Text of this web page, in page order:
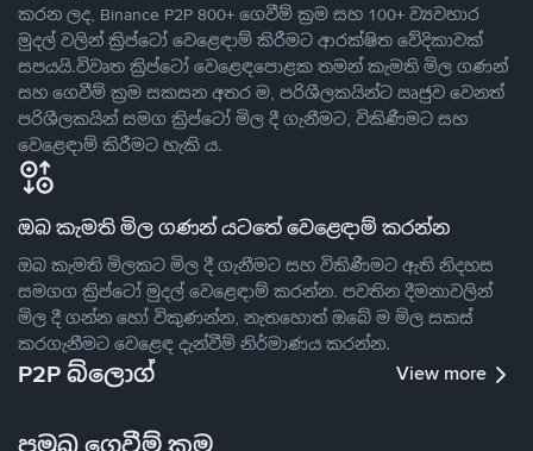
කරන ලද, Binance P2P 800+ ගෙවීම් ක්‍රම සහ 100+ ව්‍යවහාර
මුදල් වලින් ක්‍රිප්ටෝ වෙළෙඳාම් කිරීමට ආරක්ෂිත වේදිකාවක්
සපයයි.විවෘත ක්‍රිප්ටෝ වෙළෙඳපොළක තමන් කැමති මිල ගණන්
සහ ගෙවීම් ක්‍රම සකසන අතර ම, පරිශීලකයින්ට ඍජුව වෙනත්
පරිශීලකයින් සමග ක්‍රිප්ටෝ මිල දී ගැනීමට, විකිණීමට සහ
වෙළෙඳාම් කිරීමට හැකි ය.
ඔබ කැමති මිල ගණන් යටතේ වෙළෙඳාම් කරන්න
ඔබ කැමති මිලකට මිල දී ගැනීමට සහ විකිණීමට ඇති නිදහස
සමගග ක්‍රිප්ටෝ මුදල් වෙළෙඳාම් කරන්න. පවතින දීමනාවලින්
මිල දී ගන්න හෝ විකුණන්න, නැතහොත් ඔබේ ම මිල සකස්
කරගැනීමට වෙළෙඳ දැන්වීම් නිර්මාණය කරන්න.
P2P බ්ලොග් View more